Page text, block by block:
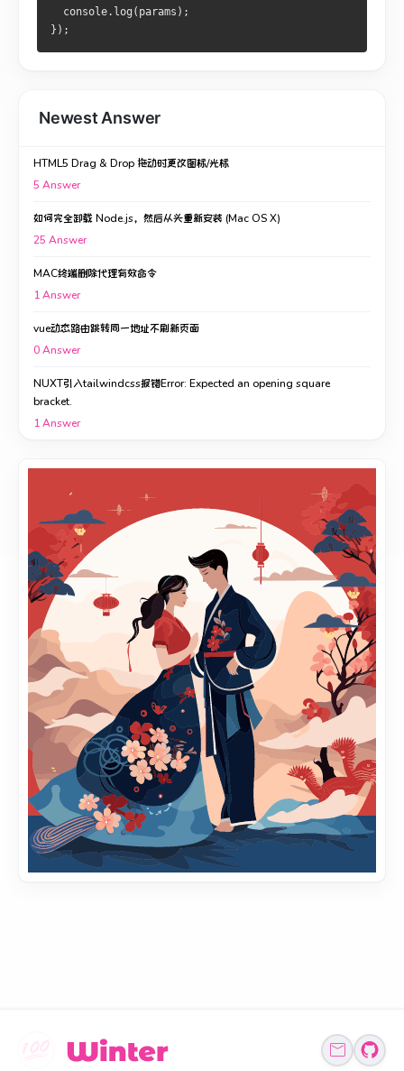
  console
. log ( params );
});
Newest Answer
HTML5 Drag & Drop 拖动时更改图标/光标
5 Answer
如何完全卸载 Node.js，然后从头重新安装 (Mac OS X)
25 Answer
MAC终端删除代理有效命令
1Answer
vue动态路由跳转同一地址不刷新页面
0Answer
NUXT引入tailwindcss报错Error: Expected an opening square
bracket.
1Answer